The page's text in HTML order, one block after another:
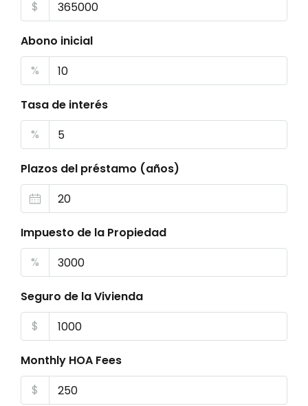
$
Abono inicial
%
Tasa de interés
%
Plazos del préstamo (años)
Impuesto de la Propiedad
%
Seguro de la Vivienda
$
Monthly HOA Fees
$